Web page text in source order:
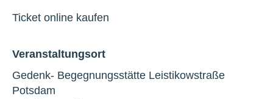
Ticket online kaufen
Veranstaltungsort
Gedenk- Begegnungsstätte Leistikowstraße
Potsdam